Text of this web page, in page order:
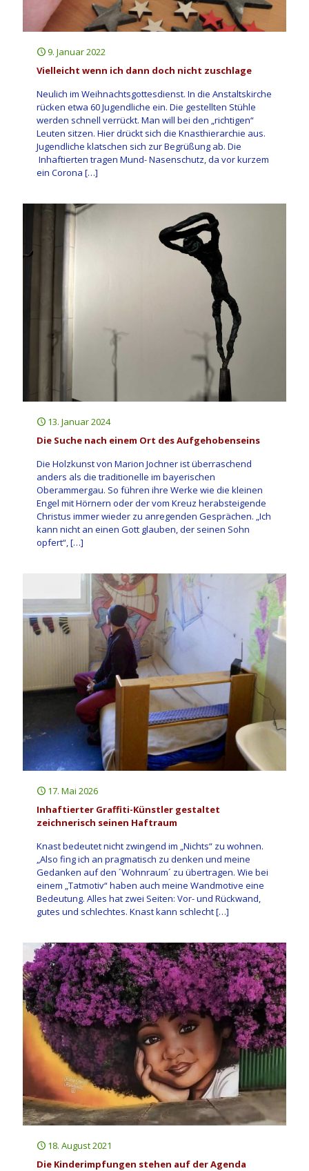
9. Januar 2022
Vielleicht wenn ich dann doch nicht zuschlage
Neulich im Weihnachtsgottesdienst. In die Anstaltskirche
rücken etwa 60 Jugendliche ein. Die gestellten Stühle
werden schnell verrückt. Man will bei den „richtigen“
Leuten sitzen. Hier drückt sich die Knasthierarchie aus.
Jugendliche klatschen sich zur Begrüßung ab. Die
Inhaftierten tragen Mund- Nasenschutz, da vor kurzem
ein Corona […]
13. Januar 2024
Die Suche nach einem Ort des Aufgehobenseins
Die Holzkunst von Marion Jochner ist überraschend
anders als die traditionelle im bayerischen
Oberammergau. So führen ihre Werke wie die kleinen
Engel mit Hörnern oder der vom Kreuz herabsteigende
Christus immer wieder zu anregenden Gesprächen. „Ich
kann nicht an einen Gott glauben, der seinen Sohn
opfert“,[…]
17. Mai 2026
Inhaftierter Graffiti-Künstler gestaltet
zeichnerisch seinen Haftraum
Knast bedeutet nicht zwingend im „Nichts“ zu wohnen.
„Also fing ich an pragmatisch zu denken und meine
Gedanken auf den ´Wohnraum´ zu übertragen. Wie bei
einem „Tatmotiv“ haben auch meine Wandmotive eine
Bedeutung. Alles hat zwei Seiten: Vor- und Rückwand,
gutes und schlechtes. Knast kann schlecht[…]
18. August 2021
Die Kinderimpfungen stehen auf der Agenda